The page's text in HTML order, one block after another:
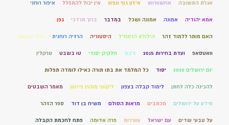
אגרת התשובה אחשוורוש איזון גוף ונפש אין יכול להתפלל איפור רוחני
אמא יהודיה אמונה אמונה ושכל במדבר ברוך מרדכי גפן
האם מותר ללמוד זהר הילולא הרמח"ל היסטוריה הרזיה רוחנית הררי החושך
וואטסאפ ועדת בחירות 2015 זיכוך חלקיק יסודי טו בשבט טרקלין
יום ירושלים 2020 יסוד כל המלמד את בתו תורה כאילו לומדה תפלות
להכינה כלה לחתן לימוד קבלה בצפון ליקוטי מוהרן פירוש מאמר השבטים
מידע על ירושלים מכתבים מראות הסולם משיח בן דוד ספר הזהר
על טבעי שדים עם ישראל עשירות פרה אדומה פתח לחכמת הקבלה